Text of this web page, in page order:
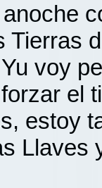
Tierras
voy
el
estoy
Llaves